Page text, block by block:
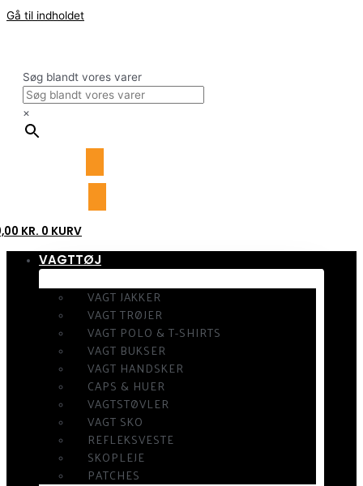
Gå til indholdet
Søg blandt vores varer
×
KR. 0 KURV
VAGTTØJ
VAGT JAKKER
VAGT TRØJER
VAGT POLO & T-SHIRTS
VAGT BUKSER
VAGT HANDSKER
CAPS & HUER
VAGTSTØVLER
VAGT SKO
REFLEKSVESTE
SKOPLEJE
PATCHES